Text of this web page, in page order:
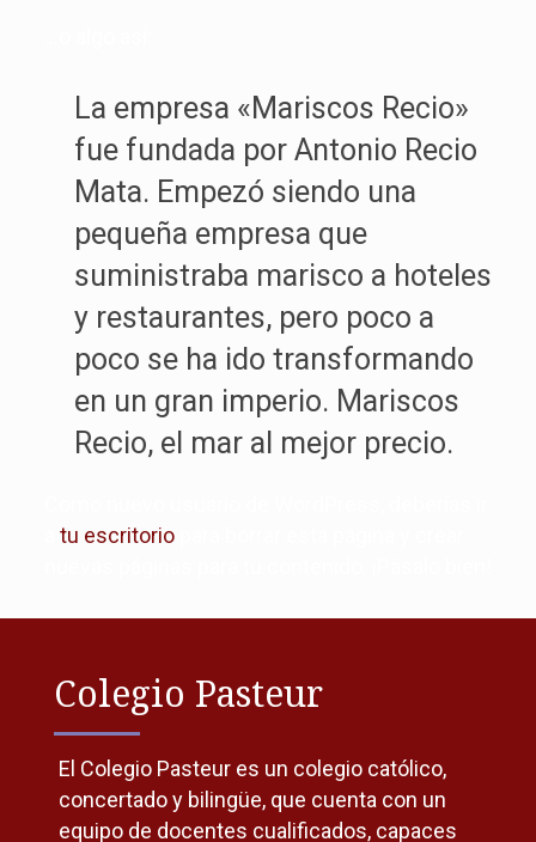
La empresa «Mariscos Recio»
fue fundada por Antonio Recio
Mata. Empezó siendo una
pequeña empresa que
suministraba marisco a hoteles
y restaurantes, pero poco a
poco se ha ido transformando
en un gran imperio. Mariscos
Recio, el mar al mejor precio.
tu escritoriopara borrar esta página y crear
Colegio Pasteur
El Colegio Pasteur es un colegio católico,
concertado y bilingüe, que cuenta con un
equipo de docentes cualificados, capaces